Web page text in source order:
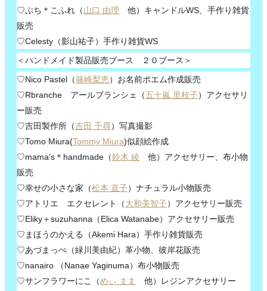
♡ぷち＊こふれ（山口 由理 他）キャンドルWS、手作り雑貨
販売
♡Celesty（影山祐子）手作り雑貨WS
＜ハンドメイド製品販売ブース ２０ブース＞
♡Nico Pastel（篠崎梨恵）お名前ポエム作成販売
♡Rbranche アールブランシェ（五十嵐 里枝子）アクセサリ
ー販売
♡吉田製作所（吉田 千尋）写真撮影
♡Tomo Miura(Tommy Miura)似顔絵作成
♡mama’s＊handmade（鈴木 綾 他）アクセサリー、布小物
販売
♡幸せの小さな家（松本 直子）ナチュラル小物販売
♡アトリエ エクセレント（大和美智子）アクセサリー販売
♡Eliky＋suzuhanna（Elica Watanabe）アクセサリー販売
♡まほうのかえる（Akemi Hara）手作り雑貨販売
♡あづまっぺ（緑川美由紀）革小物、彼岸花販売
♡nanairo （Nanae Yaginuma）布小物販売
♡サンフラワーにこ（めぃ まま
他）レジンアクセサリー